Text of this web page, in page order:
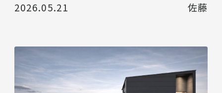
2026.05.21
佐藤